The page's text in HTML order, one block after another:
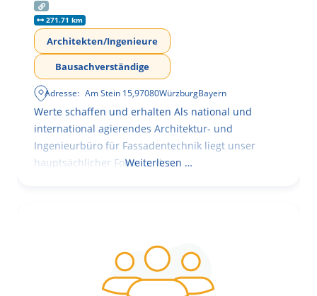
271.71 km
Architekten/Ingenieure
Bausachverständige
Adresse: Am Stein 15,97080WürzburgBayern
Werte schaffen und erhalten Als national und
international agierendes Architektur- und
Ingenieurbüro für Fassadentechnik liegt unser
hauptsächlicher Fokus in der
Weiterlesen …